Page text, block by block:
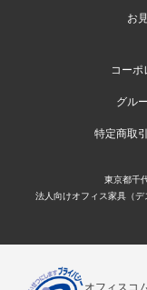
お
コーポ
グル
特定商取
東京都千
法人向けオフィス家具（
オフィスコ